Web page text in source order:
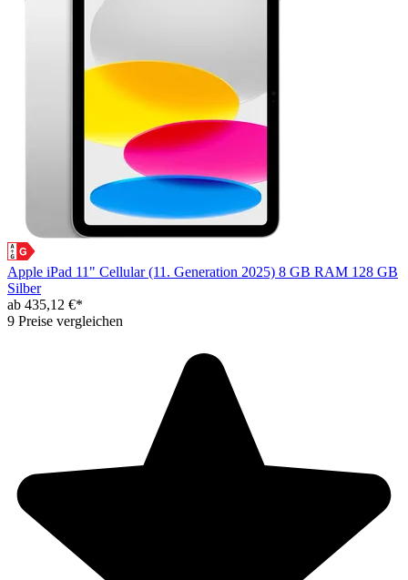
Apple iPad 11" Cellular (11. Generation 2025) 8 GB RAM 128 GB
Silber
ab 435,12 €*
9 Preise vergleichen